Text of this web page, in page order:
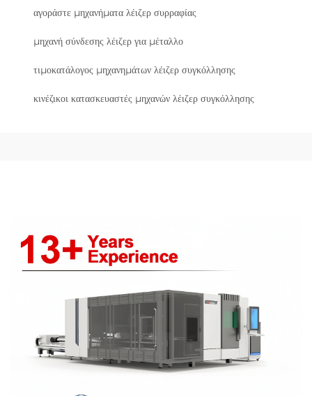
αγοράστε μηχανήματα λέιζερ συρραφίας
μηχανή σύνδεσης λέιζερ για μέταλλο
τιμοκατάλογος μηχανημάτων λέιζερ συγκόλλησης
κινέζικοι κατασκευαστές μηχανών λέιζερ συγκόλλησης